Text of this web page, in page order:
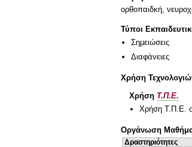
ορθοπαιδκή,
Τύποι
Σημειώσεις
Διαφάνειες
Χρήση
Χρήση Τ.Π.Ε.
Χρήση Τ.Π.Ε.
Οργάνωση
Δραστηριότητες